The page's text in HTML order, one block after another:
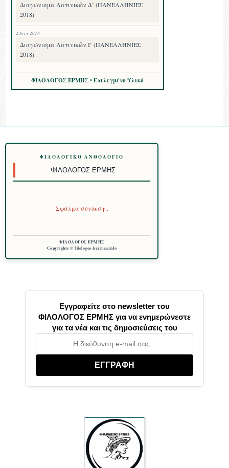
Διαγώνισμα Λατινικῶν Δ’ (ΠΑΝΕΛΛΗΝΙΕΣ
2018)
2 Ιουν 2018
Διαγώνισμα Λατινικῶν Ι’ (ΠΑΝΕΛΛΗΝΙΕΣ
2018)
ΦΙΛΟΛΟΓΟΣ ΕΡΜΗΣ • Επιλεγμένο Υλικό
ΦΙΛΟΛΟΓΙΚΌ ΑΝΘΟΛΌΓΙΟ
ΦΙΛΌΛΟΓΟΣ ΕΡΜΉΣ
Σφάλμα σύνδεσης.
ΦΙΛΟΛΟΓΟΣ ΕΡΜΗΣ
Copyrights © filologos-hermes.info
Εγγραφείτε στο newsletter του
ΦΙΛΟΛΟΓΟΣ ΕΡΜΗΣ για να ενημερώνεστε
για τα νέα και τις δημοσιεύσεις του
ΕΓΓΡΑΦΗ